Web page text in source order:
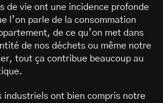
de vie ont une incidence profonde
l’on parle de la consommation
de ce qu’on met dans
de nos déchets ou même notre
tout ça contribue beaucoup au
industriels ont bien compris notre